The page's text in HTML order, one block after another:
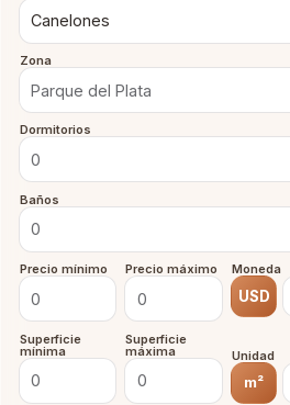
Zona
Dormitorios
Baños
Precio mínimo Precio máximo Moneda
USD
Superficie
mínima
Superficie
máxima Unidad
m²